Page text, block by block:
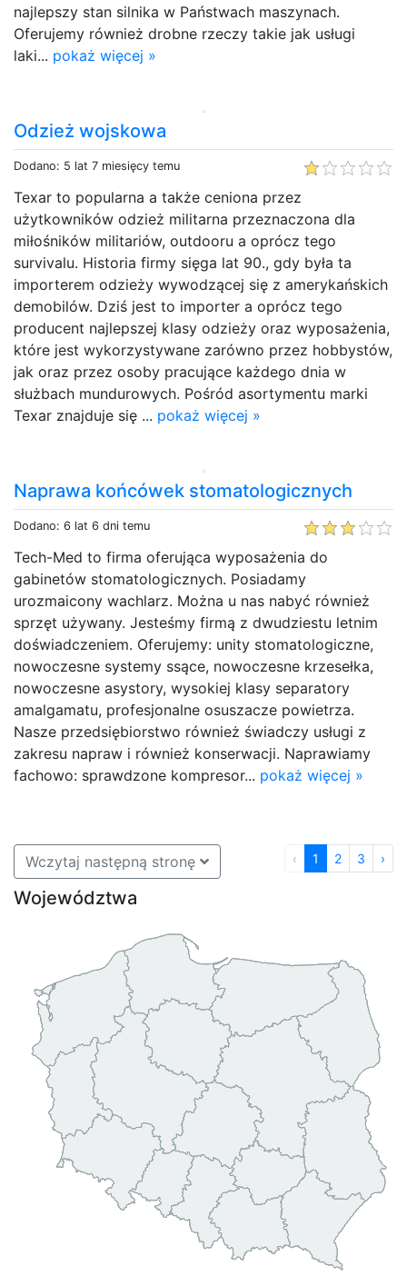
najlepszy stan silnika w Państwach maszynach.
Oferujemy również drobne rzeczy takie jak usługi
laki... pokaż więcej »
Odzież wojskowa
Dodano: 5 lat 7 miesięcy temu
Texar to popularna a także ceniona przez
użytkowników odzież militarna przeznaczona dla
miłośników militariów, outdooru a oprócz tego
survivalu. Historia firmy sięga lat 90., gdy była ta
importerem odzieży wywodzącej się z amerykańskich
demobilów. Dziś jest to importer a oprócz tego
producent najlepszej klasy odzieży oraz wyposażenia,
które jest wykorzystywane zarówno przez hobbystów,
jak oraz przez osoby pracujące każdego dnia w
służbach mundurowych. Pośród asortymentu marki
Texar znajduje się ... pokaż więcej »
Naprawa końcówek stomatologicznych
Dodano: 6 lat 6 dni temu
Tech-Med to firma oferująca wyposażenia do
gabinetów stomatologicznych. Posiadamy
urozmaicony wachlarz. Można u nas nabyć również
sprzęt używany. Jesteśmy firmą z dwudziestu letnim
doświadczeniem. Oferujemy: unity stomatologiczne,
nowoczesne systemy ssące, nowoczesne krzesełka,
nowoczesne asystory, wysokiej klasy separatory
amalgamatu, profesjonalne osuszacze powietrza.
Nasze przedsiębiorstwo również świadczy usługi z
zakresu napraw i również konserwacji. Naprawiamy
fachowo: sprawdzone kompresor... pokaż więcej »
Wczytaj następną stronę ‹ 1 2 3 ›
Województwa